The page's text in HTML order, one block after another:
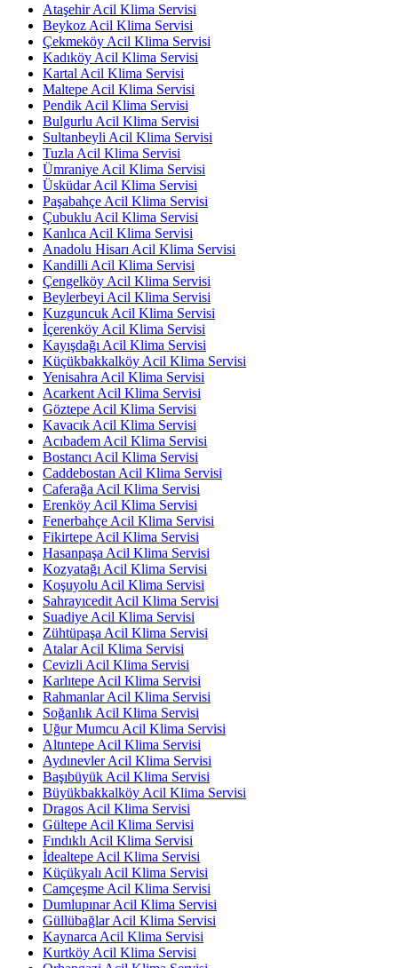
Ataşehir Acil Klima Servisi
Beykoz Acil Klima Servisi
Çekmeköy Acil Klima Servisi
Kadıköy Acil Klima Servisi
Kartal Acil Klima Servisi
Maltepe Acil Klima Servisi
Pendik Acil Klima Servisi
Bulgurlu Acil Klima Servisi
Sultanbeyli Acil Klima Servisi
Tuzla Acil Klima Servisi
Ümraniye Acil Klima Servisi
Üsküdar Acil Klima Servisi
Paşabahçe Acil Klima Servisi
Çubuklu Acil Klima Servisi
Kanlıca Acil Klima Servisi
Anadolu Hisarı Acil Klima Servisi
Kandilli Acil Klima Servisi
Çengelköy Acil Klima Servisi
Beylerbeyi Acil Klima Servisi
Kuzguncuk Acil Klima Servisi
İçerenköy Acil Klima Servisi
Kayışdağı Acil Klima Servisi
Küçükbakkalköy Acil Klima Servisi
Yenisahra Acil Klima Servisi
Acarkent Acil Klima Servisi
Göztepe Acil Klima Servisi
Kavacık Acil Klima Servisi
Acıbadem Acil Klima Servisi
Bostancı Acil Klima Servisi
Caddebostan Acil Klima Servisi
Caferağa Acil Klima Servisi
Erenköy Acil Klima Servisi
Fenerbahçe Acil Klima Servisi
Fikirtepe Acil Klima Servisi
Hasanpaşa Acil Klima Servisi
Kozyatağı Acil Klima Servisi
Koşuyolu Acil Klima Servisi
Sahrayıcedit Acil Klima Servisi
Suadiye Acil Klima Servisi
Zühtüpaşa Acil Klima Servisi
Atalar Acil Klima Servisi
Cevizli Acil Klima Servisi
Karlıtepe Acil Klima Servisi
Rahmanlar Acil Klima Servisi
Soğanlık Acil Klima Servisi
Uğur Mumcu Acil Klima Servisi
Altıntepe Acil Klima Servisi
Aydınevler Acil Klima Servisi
Başıbüyük Acil Klima Servisi
Büyükbakkalköy Acil Klima Servisi
Dragos Acil Klima Servisi
Gültepe Acil Klima Servisi
Fındıklı Acil Klima Servisi
İdealtepe Acil Klima Servisi
Küçükyalı Acil Klima Servisi
Camçeşme Acil Klima Servisi
Dumlupınar Acil Klima Servisi
Güllübağlar Acil Klima Servisi
Kaynarca Acil Klima Servisi
Kurtköy Acil Klima Servisi